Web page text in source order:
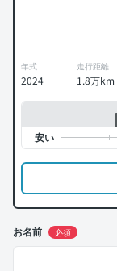
年式
2024
走行距離
1.8万km
お名前 必須